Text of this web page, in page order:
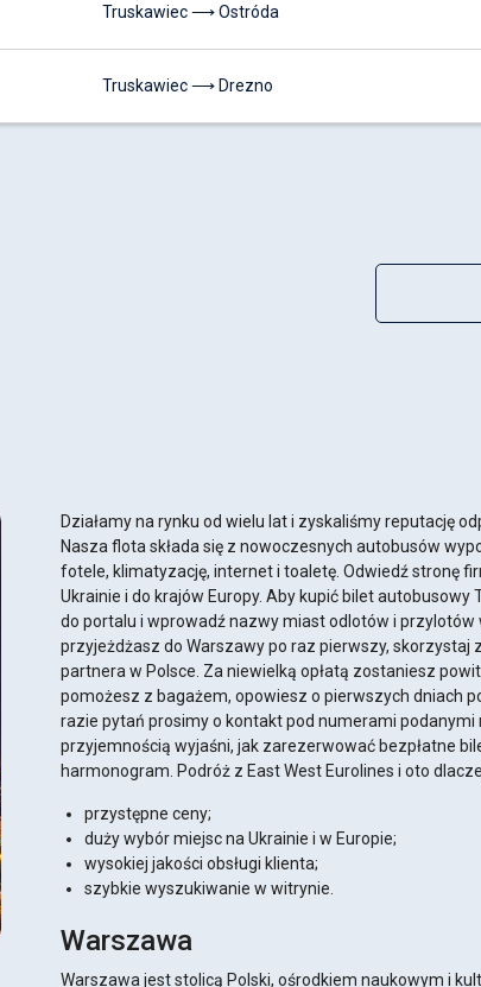
Truskawiec ⟶ Ostróda
Truskawiec ⟶ Drezno
Działamy na rynku od wielu lat i zyskaliśmy reputację
Nasza flota składa się z nowoczesnych autobusów
fotele, klimatyzację, internet i toaletę. Odwiedź stronę
Ukrainie i do krajów Europy. Aby kupić bilet
do portalu i wprowadź nazwy miast odlotów i przylotów
przyjeżdżasz do Warszawy po raz pierwszy, skorzystaj
partnera w Polsce. Za niewielką opłatą zostaniesz
pomożesz z bagażem, opowiesz o pierwszych dniach
razie pytań prosimy o kontakt pod numerami podanymi
przyjemnością wyjaśni, jak zarezerwować bezpłatne
harmonogram. Podróż z East West Eurolines i oto
przystępne ceny;
duży wybór miejsc na Ukrainie i w Europie;
wysokiej jakości obsługi klienta;
szybkie wyszukiwanie w witrynie.
Warszawa
Warszawa jest stolicą Polski, ośrodkiem naukowym i